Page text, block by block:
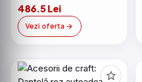
486.5 Lei
Vezi oferta